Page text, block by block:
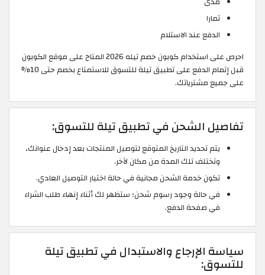
تمارا
الدفع عند الاستلام
احرص على استخدام كوبون خصم تيله 2026 المتاح على موقع الكوبون
قبل إتمام الدفع على تطبيق تيلة للتسوق للاستمتاع بخصم حتى 10%
على جميع مشترياتك.
تفاصيل الشحن في تطبيق تيلة للتسوق:
يتم تحديد التاريخ المتوقع لتوصيل المنتجات بعد إدخال عنوانك،
وتختلف تلك المدة من مكان لآخر.
تكون خدمة الشحن مجانية في حالة اختيار التوصيل العادي.
في حالة وجود رسوم شحن؛ ستظهر لك أثناء إنهاء طلب الشراء
في صفحة الدفع.
سياسة الإرجاع والاستبدال في تطبيق تيلة
للتسوق: